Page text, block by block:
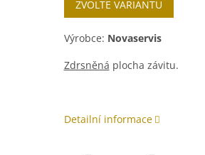
cena:
ZVOLTE VARIANTU
Výrobce: Novaservis
Zdrsněná plocha závitu.
Detailní informace